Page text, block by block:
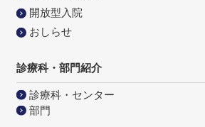
開放型入院
おしらせ
診療科・部門紹介
診療科・センター
部門